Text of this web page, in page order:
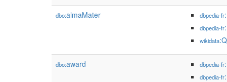
dbo:almaMater dbpedia-fr
dbpedia-fr
wikidata
dbo:award dbpedia-fr
dbpedia-fr